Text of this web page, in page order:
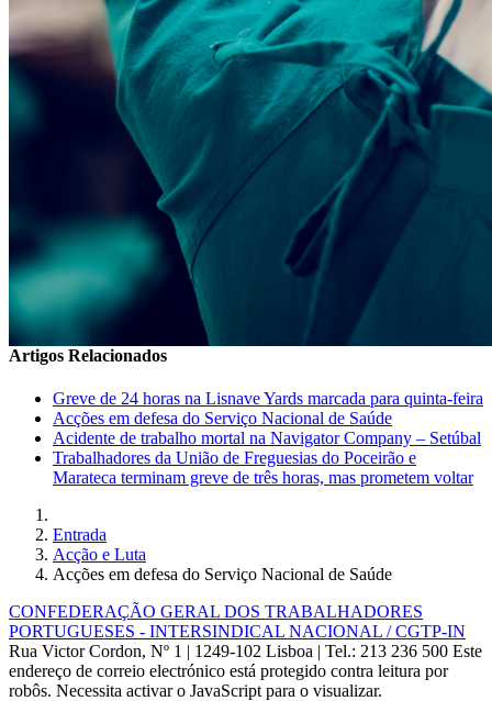
Artigos Relacionados
Greve de 24 horas na Lisnave Yards marcada para quinta-feira
Acções em defesa do Serviço Nacional de Saúde
Acidente de trabalho mortal na Navigator Company – Setúbal
Trabalhadores da União de Freguesias do Poceirão e
Marateca terminam greve de três horas, mas prometem voltar
Entrada
Acção e Luta
Acções em defesa do Serviço Nacional de Saúde
CONFEDERAÇÃO GERAL DOS TRABALHADORES
PORTUGUESES - INTERSINDICAL NACIONAL / CGTP-IN
Rua Victor Cordon, Nº 1 | 1249-102 Lisboa | Tel.: 213 236 500 Este
endereço de correio electrónico está protegido contra leitura por
robôs. Necessita activar o JavaScript para o visualizar.